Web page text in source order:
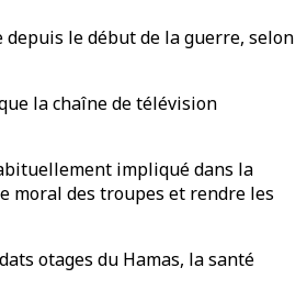
le début de la guerre, selon
la chaîne de télévision
impliqué dans la
moral des troupes et rendre les
otages du Hamas, la santé